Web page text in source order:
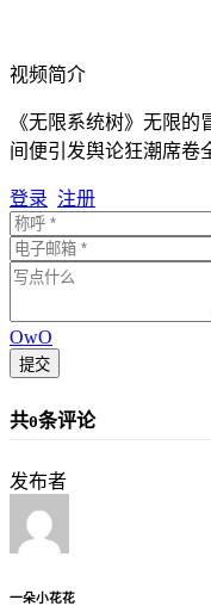
视频简介
《无限系统树》无限
间便引发舆论狂潮席
登录 注册
OwO
提交
共0条评论
发布者
一朵小花花